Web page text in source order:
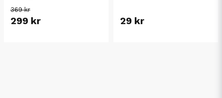
369 kr
299 kr 29 kr